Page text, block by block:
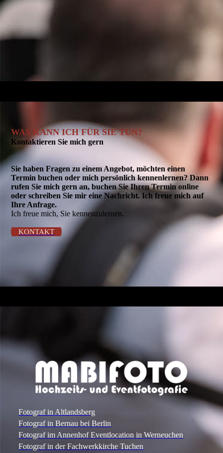
WAS KANN ICH FÜR SIE TUN?
Kontaktieren Sie mich gern
Sie haben Fragen zu einem Angebot, möchten einen
Termin buchen oder mich persönlich kennenlernen? Dann
rufen Sie mich gern an, buchen Sie Ihren Termin online
oder schreiben Sie mir eine Nachricht. Ich freue mich auf
Ihre Anfrage.
Ich freue mich, Sie kennenzulernen.
KONTAKT
Fotograf in Altlandsberg
Fotograf in Bernau bei Berlin
Fotograf im Annenhof Eventlocation in Werneuchen
Fotograf in der Fachwerkkirche Tuchen